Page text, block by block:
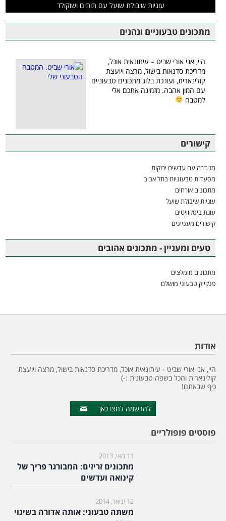
עוגיות שיבולת שועל עם תותים ושוקולד
מתכונים טבעוניים ונהנים
היי, אני אורי שביט – עיתונאית אוכל,
מדריכת סדנאות בישול, מרצה ויועצת
קולינארית, ועורכת בלוג מתכונים טבעוניים
עם המון אהבה. מזמינה אתכם אלי
למטבח
קישורים
מג'דרה עם עדשים ירוקות
מסעדות טבעוניות בתל אביב
מתכונים אורחים
עוגיות שיבולת שועל
עוגת ביסקוויטים
קישורים מעניינים
טעים ומעניין - מתכונים אהובים
מתכונים מומלצים
פנקייק טבעוני מושלם
אודות
היי, אני אורי שביט - עיתונאית אוכל, מדריכת סדנאות בישול, מרצה ויועצת
קולינארית והכל בשפה טבעונית :-)
כיף שבאתם!
להרשמה לחצו כאן
פוסטים פופולריים
11 מאי, 2013
מתכונים זריזים: המבורגר פריך של
קינואה ועדשים
12 ינואר, 2014
משתה טבעוני: אותה אדורה בשינוי